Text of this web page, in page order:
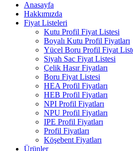
Anasayfa
Hakkımızda
Fiyat Listeleri
Kutu Profil Fiyat Listesi
Boyalı Kutu Profil Fiyatları
Yücel Boru Profil Fiyat
Siyah Sac Fiyat Listesi
Çelik Hasır Fiyatları
Boru Fiyat Listesi
HEA Profil Fiyatları
HEB Profil Fiyatları
NPI Profil Fiyatları
NPU Profil Fiyatları
IPE Profil Fiyatları
Profil Fiyatları
Köşebent Fiyatları
Ürünler